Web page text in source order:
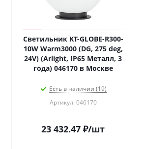
Светильник KT-GLOBE-R300-
10W Warm3000 (DG, 275 deg,
24V) (Arlight, IP65 Металл, 3
года) 046170 в Москве
Есть в наличии (19)
Артикул: 046170
23 432.47 ₽/шт